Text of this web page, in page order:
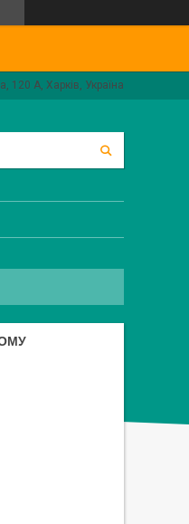
120 А, Харків, Україна